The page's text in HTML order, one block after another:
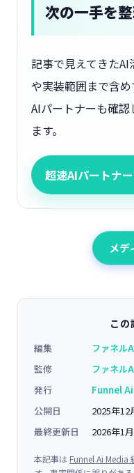
次の一手を
記事で見えてきた
や実装範囲まで含
AIパートナーも確
ます。
超速AIパートナ
メデ
この
編集
ファネル
監修
ファネル
発行
Funnel
公開日
2025年12
最終更新日
2026年1
本記事は Funnel Ai Media